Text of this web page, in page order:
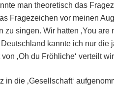
man theoretisch das
Fragezeichen vor meinen
zu singen. Wir hatten ‚You
kannte ich nur
‚Oh du Fröhliche‘ verteilt
in die ‚Gesellschaft‘